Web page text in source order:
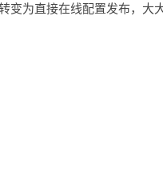
变为直接在线配置发布，大